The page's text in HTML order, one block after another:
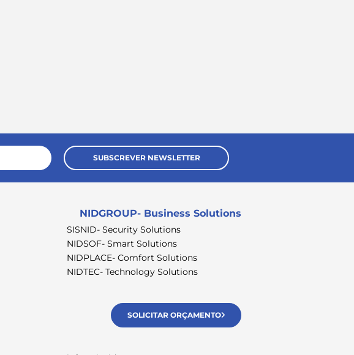
SUBSCREVER NEWSLETTER
NIDGROUP- Business Solutions
SISNID- Security Solutions
NIDSOF- Smart Solutions
NIDPLACE- Comfort Solutions
NIDTEC- Technology Solutions
SOLICITAR ORÇAMENTO